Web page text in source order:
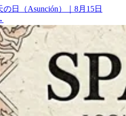
日（Asunción）
8月15日